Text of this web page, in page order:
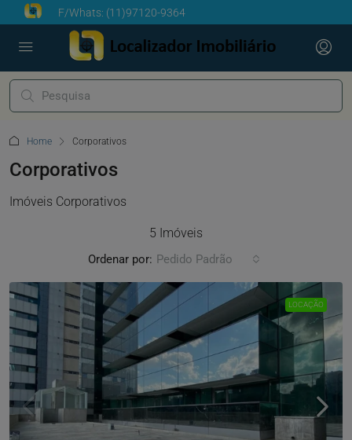
F/Whats: (11)97120-9364
Home Corporativos
Corporativos
Imóveis Corporativos
5 Imóveis
Ordenar por: Pedido Padrão
LOCAÇÃO